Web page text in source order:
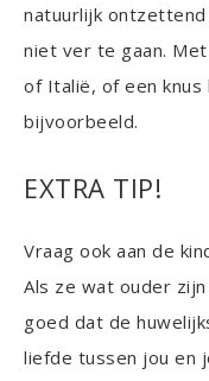
natuurlijk
niet ver te gaan.
of Italië, of een knus
bijvoorbeeld.
EXTRA TIP!
Vraag ook aan de
Als ze wat ouder
goed dat de
liefde tussen jou en